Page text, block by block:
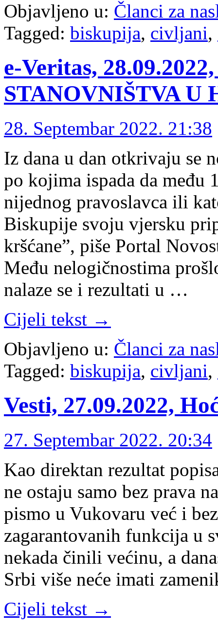
Objavljeno u: Članci za
Tagged: biskupija, civljani,
e-Veritas,
STANOVNIŠTVA U
28. Septembar 2022. 21:38
Iz dana u dan otkrivaju se
po kojima ispada da među
nijednog pravoslavca ili
Biskupije svoju vjersku
kršćane”, piše Portal
Među nelogičnostima
nalaze se i rezultati u …
Cijeli tekst →
Objavljeno u: Članci za
Tagged: biskupija, civljani,
Vesti, 27.09.2022,
27. Septembar 2022. 20:34
Kao direktan rezultat
ne ostaju samo bez prava
pismo u Vukovaru već i
zagarantovanih funkcija u
nekada činili većinu, a
Srbi više neće imati
Cijeli tekst →